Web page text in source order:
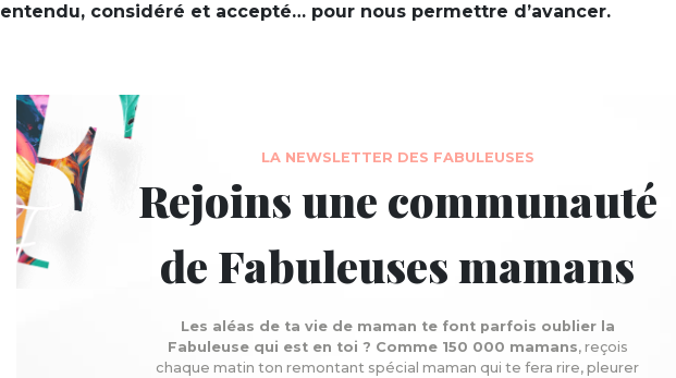
entendu, considéré et accepté… pour nous permettre d’avancer.
LA NEWSLETTER DES FABULEUSES
Rejoins une communauté
de Fabuleuses mamans
Les aléas de ta vie de maman te font parfois oublier la
Fabuleuse qui est en toi ? Comme 150 000 mamans, reçois
chaque matin ton remontant spécial maman qui te fera rire, pleurer